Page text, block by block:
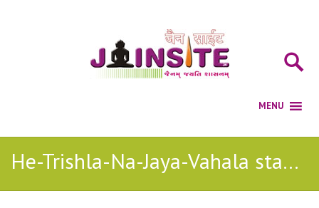
He-Trishla-Na-Jaya-Vahala stavan